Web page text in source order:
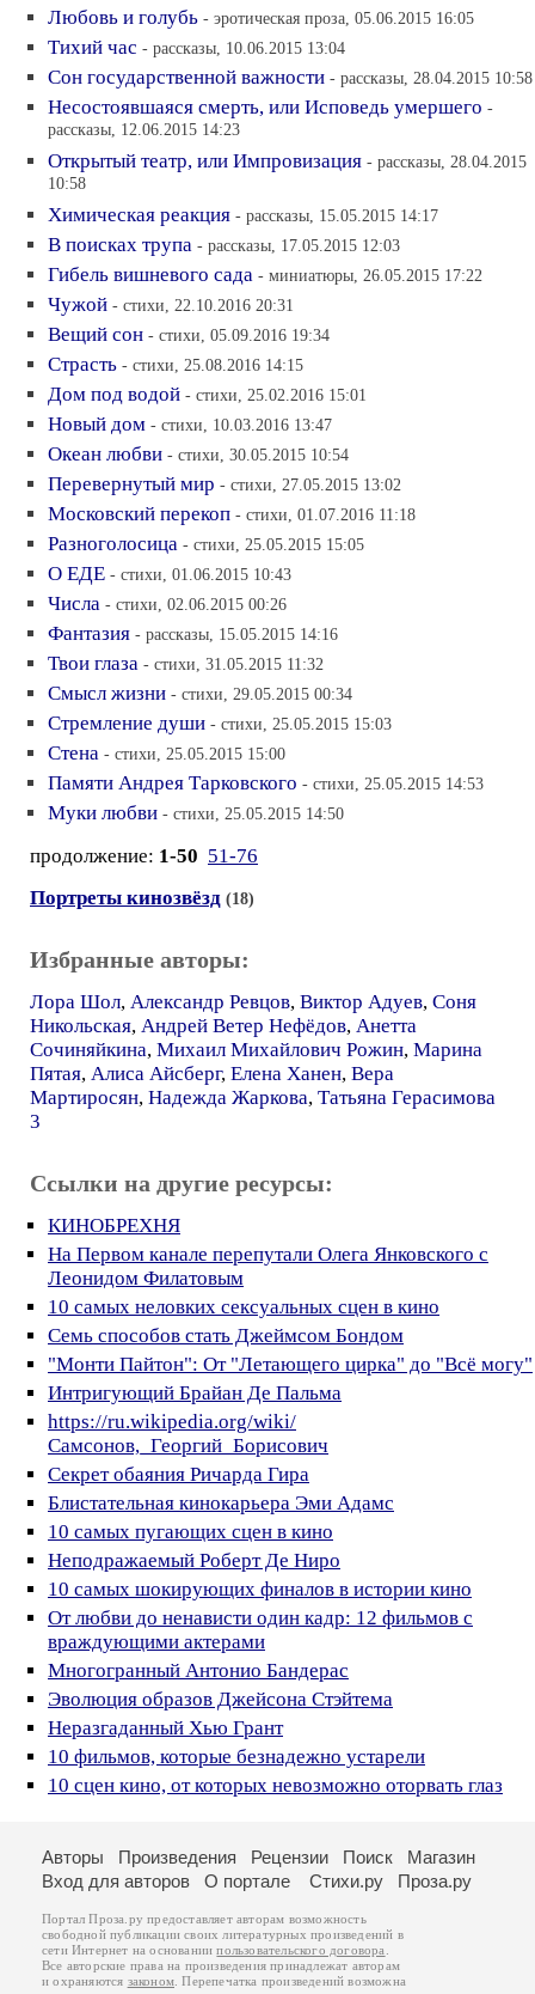
Любовь и голубь - эротическая проза, 05.06.2015 16:05
Тихий час - рассказы, 10.06.2015 13:04
Сон государственной важности - рассказы, 28.04.2015 10:58
Несостоявшаяся смерть, или Исповедь умершего -
рассказы, 12.06.2015 14:23
Открытый театр, или Импровизация - рассказы, 28.04.2015
10:58
Химическая реакция - рассказы, 15.05.2015 14:17
В поисках трупа - рассказы, 17.05.2015 12:03
Гибель вишневого сада - миниатюры, 26.05.2015 17:22
Чужой - стихи, 22.10.2016 20:31
Вещий сон - стихи, 05.09.2016 19:34
Страсть - стихи, 25.08.2016 14:15
Дом под водой - стихи, 25.02.2016 15:01
Новый дом - стихи, 10.03.2016 13:47
Океан любви - стихи, 30.05.2015 10:54
Перевернутый мир - стихи, 27.05.2015 13:02
Московский перекоп - стихи, 01.07.2016 11:18
Разноголосица - стихи, 25.05.2015 15:05
О ЕДЕ - стихи, 01.06.2015 10:43
Числа - стихи, 02.06.2015 00:26
Фантазия - рассказы, 15.05.2015 14:16
Твои глаза - стихи, 31.05.2015 11:32
Смысл жизни - стихи, 29.05.2015 00:34
Стремление души - стихи, 25.05.2015 15:03
Стена - стихи, 25.05.2015 15:00
Памяти Андрея Тарковского - стихи, 25.05.2015 14:53
Муки любви - стихи, 25.05.2015 14:50
продолжение: 1-50 51-76
Портреты кинозвёзд (18)
Избранные авторы:
Лора Шол, Александр Ревцов, Виктор Адуев, Соня
Никольская, Андрей Ветер Нефёдов, Анетта
Сочиняйкина, Михаил Михайлович Рожин, Марина
Пятая, Алиса Айсберг, Елена Ханен, Вера
Мартиросян, Надежда Жаркова, Татьяна Герасимова
3
Ссылки на другие ресурсы:
КИНОБРЕХНЯ
На Первом канале перепутали Олега Янковского с
Леонидом Филатовым
10 самых неловких сексуальных сцен в кино
Семь способов стать Джеймсом Бондом
"Монти Пайтон": От "Летающего цирка" до "Всё могу"
Интригующий Брайан Де Пальма
https://ru.wikipedia.org/wiki/
Самсонов,_Георгий_Борисович
Секрет обаяния Ричарда Гира
Блистательная кинокарьера Эми Адамс
10 самых пугающих сцен в кино
Неподражаемый Роберт Де Ниро
10 самых шокирующих финалов в истории кино
От любви до ненависти один кадр: 12 фильмов с
враждующими актерами
Многогранный Антонио Бандерас
Эволюция образов Джейсона Стэйтема
Неразгаданный Хью Грант
10 фильмов, которые безнадежно устарели
10 сцен кино, от которых невозможно оторвать глаз
Авторы Произведения Рецензии Поиск
Магазин
Вход для авторов
О портале Стихи.ру Проза.ру
Портал Проза.ру предоставляет авторам возможность
свободной публикации своих литературных произведений в
сети Интернет на основаниипользовательского договора
Все авторские права на произведения принадлежат авторам
и охраняются законом . Перепечатка произведений возможна